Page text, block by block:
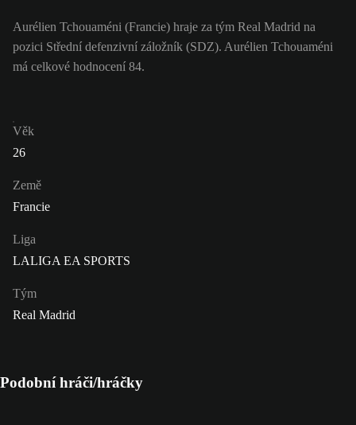
Aurélien Tchouaméni (Francie) hraje za tým Real Madrid na
pozici Střední defenzivní záložník (SDZ). Aurélien Tchouaméni
má celkové hodnocení 84.
Věk
26
Země
Francie
Liga
LALIGA EA SPORTS
Tým
Real Madrid
Podobní hráči/hráčky